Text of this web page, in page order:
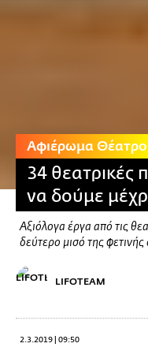
Αφιέρωμα Θέατρο
34 θεατρικές
να δούμε
Αξιόλογα έργα από τις
δεύτερο μισό της φετινής
LIFOTEAM
2.3.2019 | 09:50